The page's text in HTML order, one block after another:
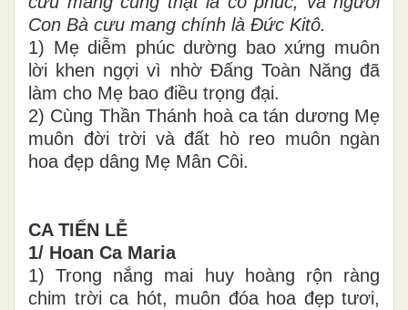
Con Bà cưu mang chính là Đức Kitô.
1) Mẹ diễm phúc dường bao xứng muôn
lời khen ngợi vì nhờ Đấng Toàn Năng đã
làm cho Mẹ bao điều trọng đại.
2) Cùng Thần Thánh hoà ca tán dương Mẹ
muôn đời trời và đất hò reo muôn ngàn
hoa đẹp dâng Mẹ Mân Côi.
CA TIẾN LỄ
1/ Hoan Ca Maria
1) Trong nắng mai huy hoàng rộn ràng
chim trời ca hót, muôn đóa hoa đẹp tươi,